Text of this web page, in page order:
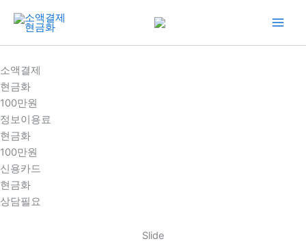
건
너
뛰
기
소액결제
현금화
100만원
정보이용료
현금화
100만원
신용카드
현금화
상담필요
Slide